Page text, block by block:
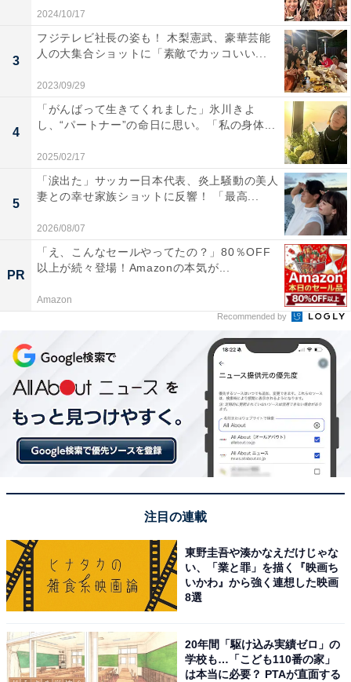
2024/10/17
3
フジテレビ社長の姿も！ 木梨憲武、豪華芸能
人の大集合ショットに「素敵でカッコいい...
2023/09/29
4
「がんばって生きてくれました」氷川きよ
し、“パートナー”の命日に思い。「私の身体...
2025/02/17
5
「涙出た」サッカー日本代表、炎上騒動の美人
妻との幸せ家族ショットに反響！ 「最高...
2026/08/07
PR
「え、こんなセールやってたの？」80％OFF
以上が続々登場！Amazonの本気が...
Amazon
Recommended by
注目の連載
東野圭吾や湊かなえだけじゃな
い、「業と罪」を描く『映画ち
いかわ』から強く連想した映画
8選
20年間「駆け込み実績ゼロ」の
学校も…「こども110番の家」
は本当に必要？ PTAが直面する